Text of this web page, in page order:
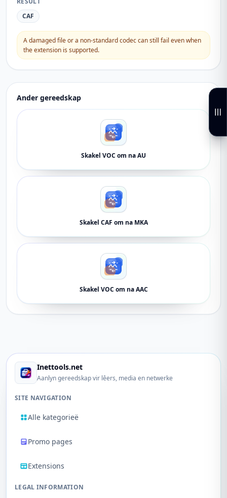
CAF
A damaged file or a non-standard codec can still fail even when
the extension is supported.
Ander gereedskap
Skakel VOC om na AU
Skakel CAF om na MKA
Skakel VOC om na AAC
Inettools.net
Aanlyn gereedskap vir lêers, media en netwerke
SITE NAVIGATION
Alle kategorieë
Promo pages
Extensions
LEGAL INFORMATION